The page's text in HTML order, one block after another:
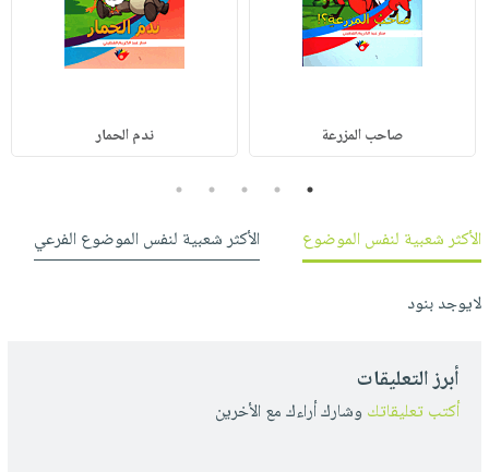
صاحب المزرعة ندم الحمار
1
2
3
4
5
الأكثر شعبية لنفس الموضوع
الأكثر شعبية لنفس الموضوع الفرعي
لايوجد بنود
أبرز التعليقات
أكتب تعليقاتك وشارك أراءك مع الأخرين